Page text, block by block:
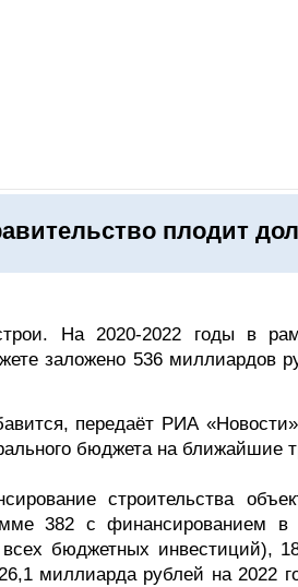
плодит
На 2020-2022 годы в
заложено 536 миллиардов
передаёт РИА
бюджета на ближайшие
строительства
382 с финансированием
бюджетных инвестиций),
миллиарда рублей на 2022